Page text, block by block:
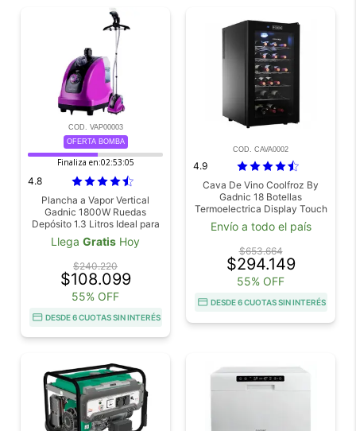
COD. VAP00003
OFERTA BOMBA
Finaliza en:02:53:04
4.8
Plancha a Vapor Vertical
Gadnic 1800W Ruedas
Depósito 1.3 Litros Ideal para
Ropa y Telas Delicadas
Llega Gratis Hoy
$240.220
$108.099
55% OFF
DESDE 6 CUOTAS SIN INTERÉS
COD. CAVA0002
4.9
Cava De Vino Coolfroz By
Gadnic 18 Botellas
Termoelectrica Display Touch
LED Vidrio Templado
Envío a todo el país
$653.664
$294.149
55% OFF
DESDE 6 CUOTAS SIN INTERÉS